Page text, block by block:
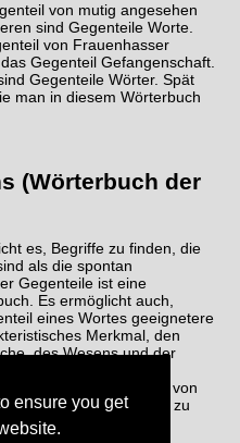
ensure you get
von mutig angesehen
sind Gegenteile Worte.
von Frauenhasser
Gegenteil Gefangenschaft.
Gegenteile Wörter. Spät
man in diesem Wörterbuch
(Wörterbuch der
es, Begriffe zu finden, die
als die spontan
Gegenteile ist eine
Es ermöglicht auch,
eines Wortes geeignetere
Merkmal, den
des Wesens und der
eine Wiederholung von
um den Schreibstil zu